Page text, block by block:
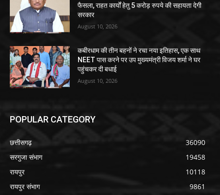
फैसला, राहत कार्यों हेतु 5 करोड़ रुपये की सहायता देगी
सरकार
August 10, 2026
कबीरधाम की तीन बहनों ने रचा नया इतिहास, एक साथ
NEET पास करने पर उप मुख्यमंत्री विजय शर्मा ने घर
पहुंचकर दी बधाई
August 10, 2026
POPULAR CATEGORY
छत्तीसगढ़
36090
सरगुजा संभाग
19458
रायपुर
10118
रायपुर संभाग
9861